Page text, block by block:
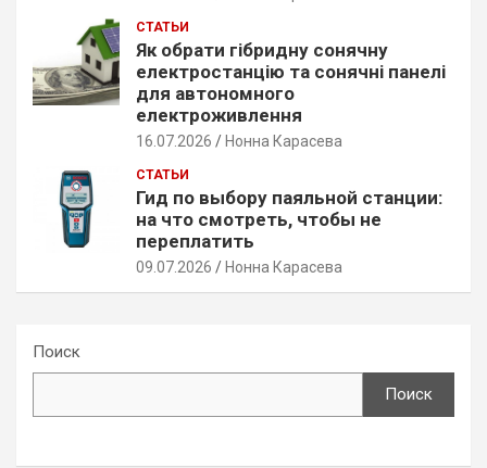
СТАТЬИ
Як обрати гібридну сонячну
електростанцію та сонячні панелі
для автономного
електроживлення
16.07.2026 Нонна Карасева
СТАТЬИ
Гид по выбору паяльной станции:
на что смотреть, чтобы не
переплатить
09.07.2026 Нонна Карасева
Поиск
Поиск